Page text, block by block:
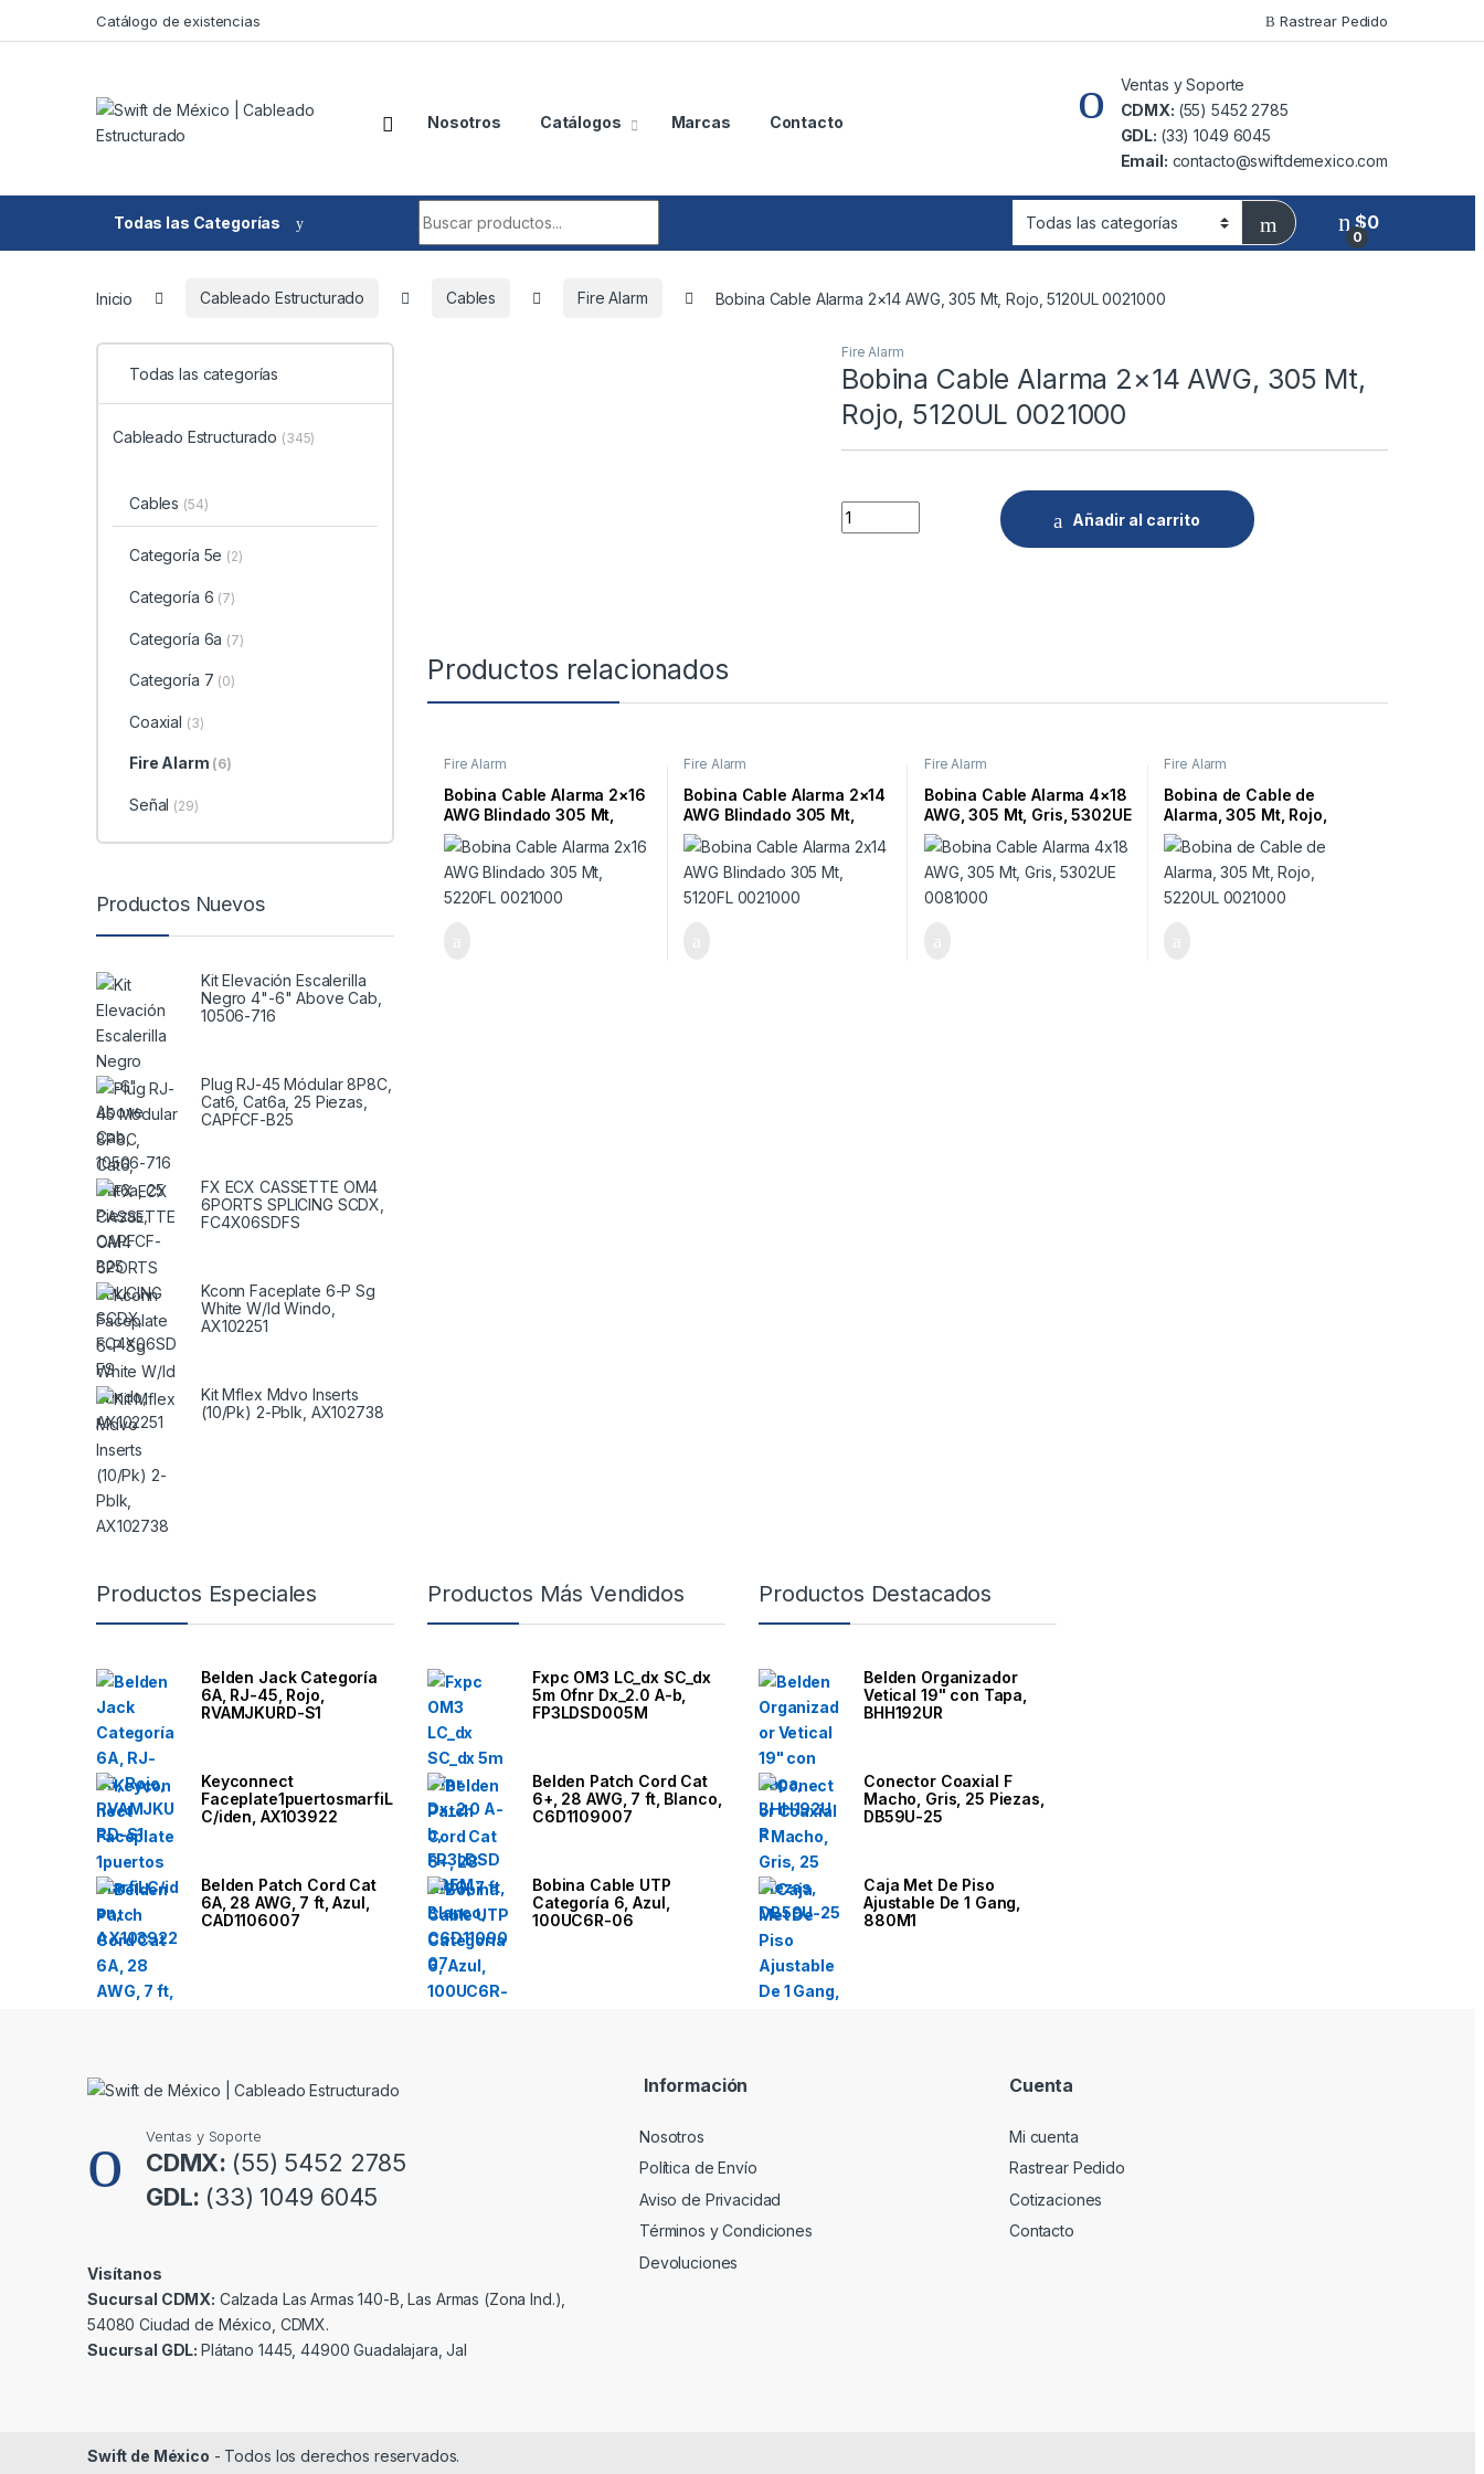
Skip to navigationCatálogo de existencias Rastrear Pedido
Nosotros Catálogos Marcas Contacto
Ventas y Soporte
CDMX: (55) 5452 2785
GDL: (33) 1049 6045
Email: contacto@swiftdemexico.com
Todas las Categorías
0
$0
Inicio Cableado Estructurado Cables Fire Alarm Bobina Cable Alarma 2×14 AWG, 305 Mt, Rojo, 5120UL 0021000
Fire Alarm
Bobina Cable Alarma 2×14 AWG, 305 Mt,
Rojo, 5120UL 0021000
Quantity
Añadir al carrito
Productos relacionados
Fire Alarm
Bobina Cable Alarma 2×16
AWG Blindado 305 Mt,
5220FL 0021000
Fire Alarm
Bobina Cable Alarma 2×14
AWG Blindado 305 Mt,
5120FL 0021000
Fire Alarm
Bobina Cable Alarma 4×18
AWG, 305 Mt, Gris, 5302UE
0081000
Fire Alarm
Bobina de Cable de
Alarma, 305 Mt, Rojo,
5220UL 0021000
Todas las categorías
Cableado Estructurado (345)
Cables (54)
Categoría 5e (2)
Categoría 6 (7)
Categoría 6a (7)
Categoría 7 (0)
Coaxial (3)
Fire Alarm (6)
Señal (29)
Productos Nuevos
Kit Elevación Escalerilla
Negro 4"-6" Above Cab,
10506-716
Plug RJ-45 Módular 8P8C,
Cat6, Cat6a, 25 Piezas,
CAPFCF-B25
FX ECX CASSETTE OM4
6PORTS SPLICING SCDX,
FC4X06SDFS
Kconn Faceplate 6-P Sg
White W/Id Windo,
AX102251
Kit Mflex Mdvo Inserts
(10/Pk) 2-Pblk, AX102738
Productos Especiales
Belden Jack Categoría
6A, RJ-45, Rojo,
RVAMJKURD-S1
Keyconnect
Faceplate1puertosmarfiL
C/iden, AX103922
Belden Patch Cord Cat
6A, 28 AWG, 7 ft, Azul,
CAD1106007
Productos Más Vendidos
Fxpc OM3 LC_dx SC_dx
5m Ofnr Dx_2.0 A-b,
FP3LDSD005M
Belden Patch Cord Cat
6+, 28 AWG, 7 ft, Blanco,
C6D1109007
Bobina Cable UTP
Categoría 6, Azul,
100UC6R-06
Productos Destacados
Belden Organizador
Vetical 19" con Tapa,
BHH192UR
Conector Coaxial F
Macho, Gris, 25 Piezas,
DB59U-25
Caja Met De Piso
Ajustable De 1 Gang,
880M1
Ventas y Soporte
CDMX: (55) 5452 2785
GDL: (33) 1049 6045
Visítanos
Sucursal CDMX: Calzada Las Armas 140-B, Las Armas (Zona Ind.),
54080 Ciudad de México, CDMX.
Sucursal GDL: Plátano 1445, 44900 Guadalajara, Jal
Información
Nosotros
Política de Envío
Aviso de Privacidad
Términos y Condiciones
Devoluciones
Cuenta
Mi cuenta
Rastrear Pedido
Cotizaciones
Contacto
Swift de México - Todos los derechos reservados.